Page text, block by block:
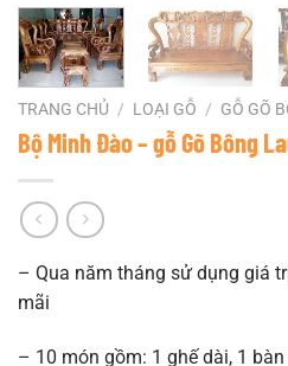
TRANG CHỦ / LOẠI GỖ / GỖ GÕ
Bộ Minh Đào – gỗ Gõ Bông
– Qua năm tháng sử dụng giá
mãi
– 10 món gồm: 1 ghế dài, 1